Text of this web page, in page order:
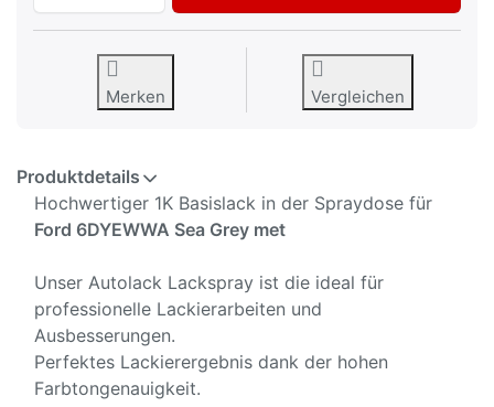
Merken Vergleichen
Produktdetails
Hochwertiger 1K Basislack in der Spraydose für
Ford 6DYEWWA Sea Grey met
Unser Autolack Lackspray ist die ideal für
professionelle Lackierarbeiten und
Ausbesserungen.
Perfektes Lackierergebnis dank der hohen
Farbtongenauigkeit.